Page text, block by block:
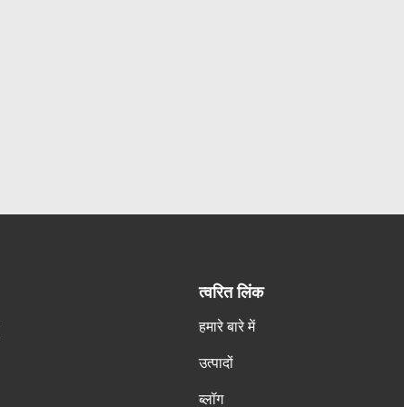
त्वरित लिंक
हमारे बारे में
उत्पादों
ब्लॉग